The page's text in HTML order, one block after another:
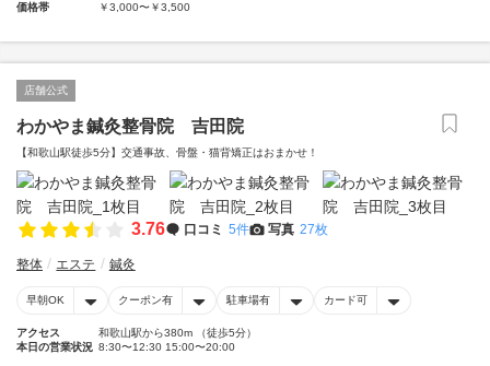
価格帯
￥3,000〜￥3,500
店舗公式
わかやま鍼灸整骨院 吉田院
【和歌山駅徒歩5分】交通事故、骨盤・猫背矯正はおまかせ！
3.76 口コミ 5件 写真 27枚
整体 エステ 鍼灸
早朝OK クーポン有 駐車場有 カード可
アクセス
和歌山駅から380m （徒歩5分）
本日の営業状況 8:30〜12:30 15:00〜20:00